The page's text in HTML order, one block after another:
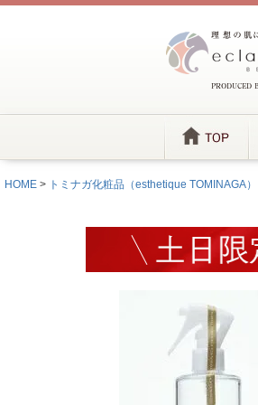
HOME トミナガ化粧品（esthetique TOMINAGA）